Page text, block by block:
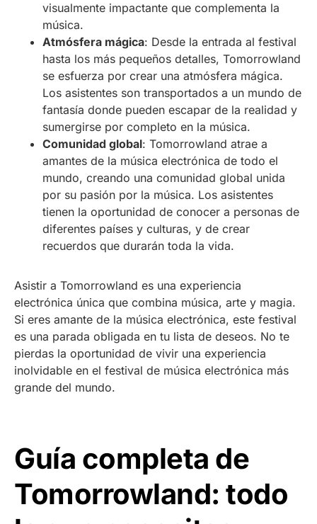
visualmente impactante que complementa la
música.
Atmósfera mágica: Desde la entrada al festival
hasta los más pequeños detalles, Tomorrowland
se esfuerza por crear una atmósfera mágica.
Los asistentes son transportados a un mundo de
fantasía donde pueden escapar de la realidad y
sumergirse por completo en la música.
Comunidad global: Tomorrowland atrae a
amantes de la música electrónica de todo el
mundo, creando una comunidad global unida
por su pasión por la música. Los asistentes
tienen la oportunidad de conocer a personas de
diferentes países y culturas, y de crear
recuerdos que durarán toda la vida.
Asistir a Tomorrowland es una experiencia
electrónica única que combina música, arte y magia.
Si eres amante de la música electrónica, este festival
es una parada obligada en tu lista de deseos. No te
pierdas la oportunidad de vivir una experiencia
inolvidable en el festival de música electrónica más
grande del mundo.
Guía completa de
Tomorrowland: todo